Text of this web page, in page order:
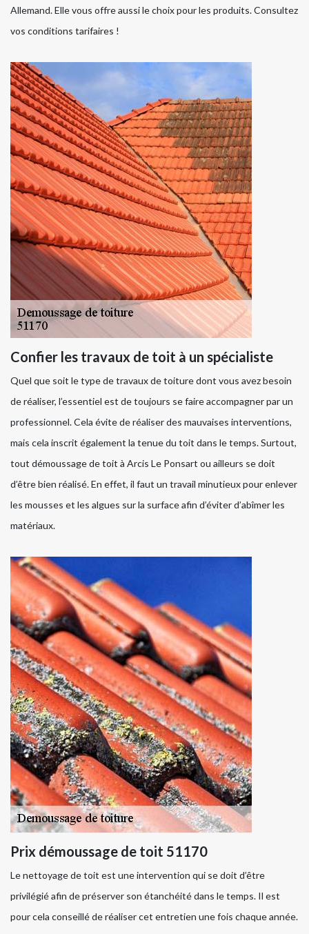
Allemand. Elle vous offre aussi le choix pour les produits. Consultez
vos conditions tarifaires !
Confier les travaux de toit à un spécialiste
Quel que soit le type de travaux de toiture dont vous avez besoin
de réaliser, l’essentiel est de toujours se faire accompagner par un
professionnel. Cela évite de réaliser des mauvaises interventions,
mais cela inscrit également la tenue du toit dans le temps. Surtout,
tout démoussage de toit à Arcis Le Ponsart ou ailleurs se doit
d’être bien réalisé. En effet, il faut un travail minutieux pour enlever
les mousses et les algues sur la surface afin d’éviter d’abîmer les
matériaux.
Prix démoussage de toit 51170
Le nettoyage de toit est une intervention qui se doit d’être
privilégié afin de préserver son étanchéité dans le temps. Il est
pour cela conseillé de réaliser cet entretien une fois chaque année.